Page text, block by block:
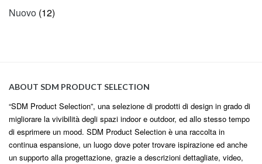
Nuovo (12)
ABOUT SDM PRODUCT SELECTION
“SDM Product Selection”, una selezione di prodotti di design in grado di
migliorare la vivibilità degli spazi indoor e outdoor, ed allo stesso tempo
di esprimere un mood. SDM Product Selection è una raccolta in
continua espansione, un luogo dove poter trovare ispirazione ed anche
un supporto alla progettazione, grazie a descrizioni dettagliate, video,